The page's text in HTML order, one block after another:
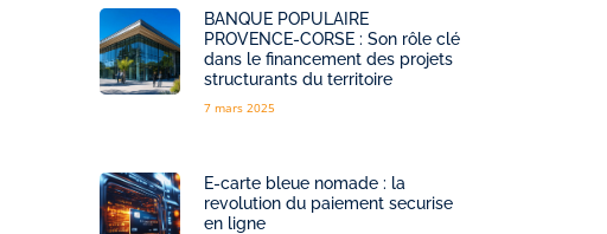
BANQUE POPULAIRE
PROVENCE-CORSE : Son rôle clé
dans le financement des projets
structurants du territoire
7 mars 2025
E-carte bleue nomade : la
revolution du paiement securise
en ligne